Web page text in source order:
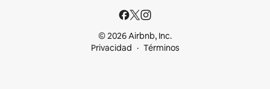
© 2026 Airbnb, Inc.
Privacidad
Términos